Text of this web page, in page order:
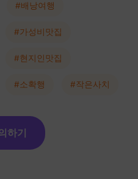
#배낭여행
#가성비맛집
#현지인맛집
#소확행 #작은사치
하기